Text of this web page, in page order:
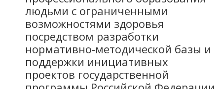
людьми с ограниченными
возможностями здоровья
посредством разработки
нормативно-методической базы и
поддержки инициативных
проектов государственной